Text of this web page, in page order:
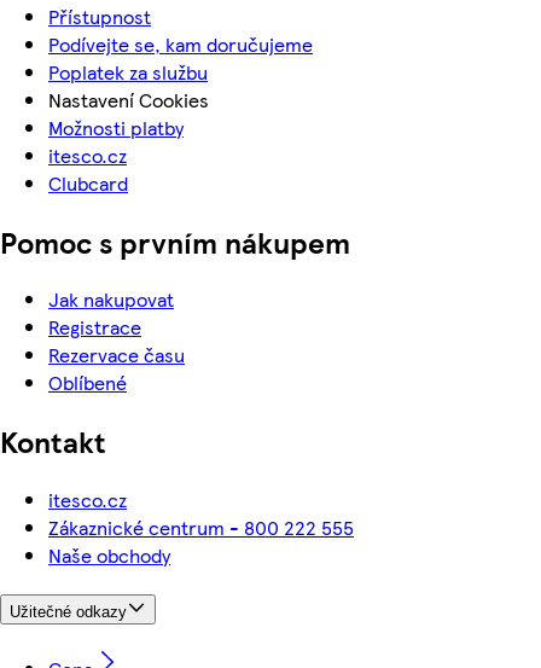
Přístupnost
Podívejte se, kam doručujeme
Poplatek za službu
Nastavení Cookies
Možnosti platby
itesco.cz
Clubcard
Pomoc s prvním nákupem
Jak nakupovat
Registrace
Rezervace času
Oblíbené
Kontakt
itesco.cz
Zákaznické centrum - 800 222 555
Naše obchody
Užitečné odkazy